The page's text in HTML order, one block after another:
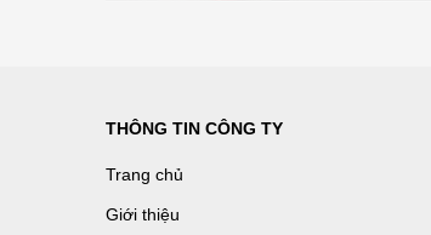
THÔNG TIN CÔNG TY
Trang chủ
Giới thiệu